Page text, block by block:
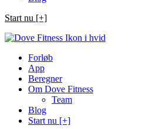
Start nu [+]
Forløb
App
Beregner
Om Dove Fitness
Team
Blog
Start nu [+]